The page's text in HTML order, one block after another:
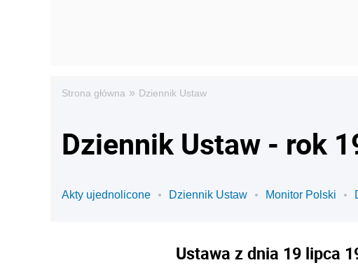
Strona główna » Dziennik Ustaw
Dziennik Ustaw - rok
Akty ujednolicone Dziennik Ustaw Monitor Polski
Ustawa z dnia 19 lipca